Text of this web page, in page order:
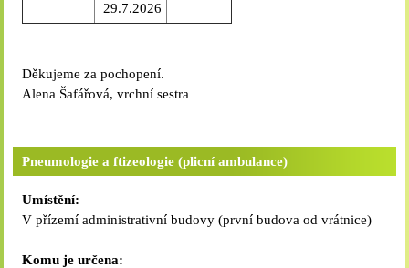
29.7.2026
Děkujeme za pochopení.
Alena Šafářová, vrchní sestra
Pneumologie a ftizeologie (plicní ambulance)
Umístění:
V přízemí administrativní budovy (první budova od vrátnice)
Komu je určena: